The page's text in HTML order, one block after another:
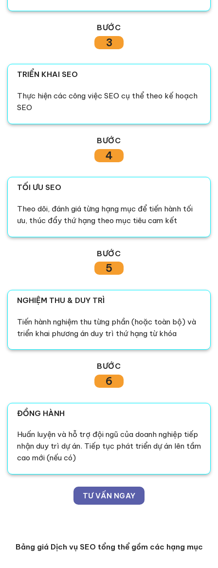
BƯỚC
3
TRIỂN KHAI SEO
Thực hiện các công việc SEO cụ thể theo kế hoạch
SEO
BƯỚC
4
TỐI ƯU SEO
Theo dõi, đánh giá từng hạng mục để tiến hành tối
ưu, thúc đẩy thứ hạng theo mục tiêu cam kết
BƯỚC
5
NGHIỆM THU & DUY TRÌ
Tiến hành nghiệm thu từng phần (hoặc toàn bộ) và
triển khai phương án duy trì thứ hạng từ khóa
BƯỚC
6
ĐỒNG HÀNH
Huấn luyện và hỗ trợ đội ngũ của doanh nghiệp tiếp
nhận duy trì dự án. Tiếp tục phát triển dự án lên tầm
cao mới (nếu có)
TƯ VẤN NGAY
Bảng giá Dịch vụ SEO tổng thể gồm các hạng mục